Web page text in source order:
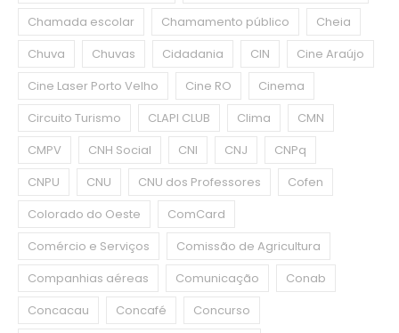
Chamada escolar
Chamamento público
Cheia
Chuva
Chuvas Cidadania CIN
Cine Araújo
Cine Laser Porto Velho
Cine RO
Cinema
Circuito Turismo
CLAPI CLUB Clima
CMN
CMPV
CNH Social CNI CNJ
CNPq
CNPU
CNU CNU dos Professores
Cofen
Colorado do Oeste
ComCard
Comércio e Serviços
Comissão de Agricultura
Companhias aéreas
Comunicação
Conab
Concacau
Concafé
Concurso